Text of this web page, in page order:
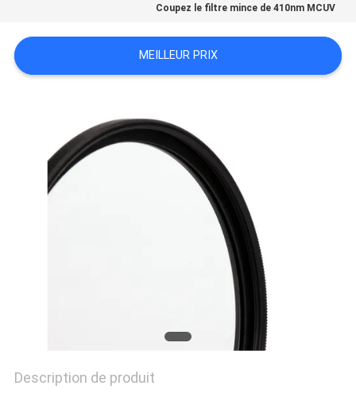
CITATION
Coupez le filtre mince de 410nm MCUV
MEILLEUR PRIX
Description de produit